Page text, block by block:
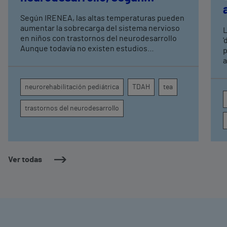
Ver todas
neurorrehabilitación
pediátrica de Vithas
Según IRENEA, las altas temperaturas pueden
aumentar la sobrecarga del sistema nervioso
en niños con trastornos del neurodesarrollo
Aunque todavía no existen estudios
atención, la regulación emocional y la
conducta
neurorehabilitación pediátrica TDAH tea
trastornos del neurodesarrollo